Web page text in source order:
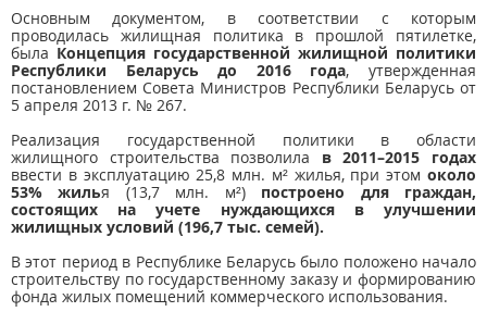
Основным документом, в соответствии с которым
проводилась жилищная политика в прошлой пятилетке,
была Концепция государственной жилищной политики
Республики Беларусь до 2016 года, утвержденная
постановлением Совета Министров Республики Беларусь от
5 апреля 2013 г. № 267.
Реализация государственной политики в области
жилищного строительства позволила в 2011–2015 годах
ввести в эксплуатацию 25,8 млн. м² жилья, при этом около
53% жилья (13,7 млн. м²) построено для граждан,
состоящих на учете нуждающихся в улучшении
жилищных условий (196,7 тыс. семей).
В этот период в Республике Беларусь было положено начало
строительству по государственному заказу и формированию
фонда жилых помещений коммерческого использования.